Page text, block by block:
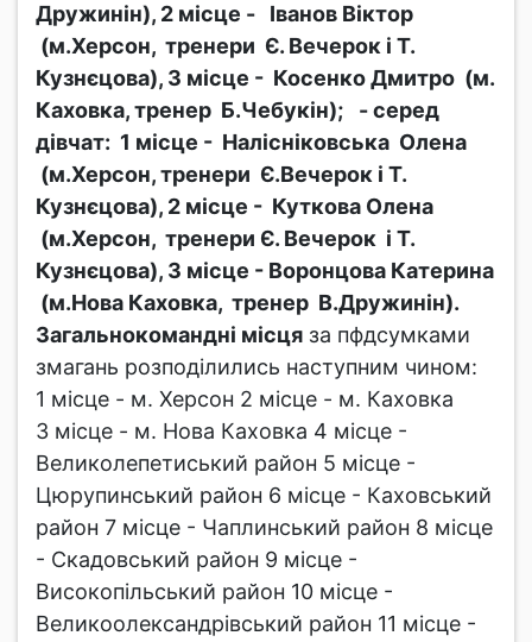
Дружинін), 2 місце - Іванов Віктор
(м.Херсон, тренери Є. Вечерок і Т.
Кузнєцова), 3 місце - Косенко Дмитро (м.
Каховка, тренер Б.Чебукін);
- серед
дівчат: 1 місце - Налісніковська Олена
(м.Херсон, тренери Є.Вечерок і Т.
Кузнєцова), 2 місце - Куткова Олена
(м.Херсон, тренери Є. Вечерок і Т.
Кузнєцова), 3 місце - Воронцова Катерина
(м.Нова Каховка, тренер В.Дружинін).
Загальнокомандні місця за пфдсумками
змагань розподілились наступним чином:
1 місце - м. Херсон 2 місце - м. Каховка
3 місце - м. Нова Каховка 4 місце -
Великолепетиський район 5 місце -
Цюрупинський район 6 місце - Каховський
район 7 місце - Чаплинський район 8 місце
- Скадовський район 9 місце -
Високопільський район 10 місце -
Великоолександрівський район 11 місце -